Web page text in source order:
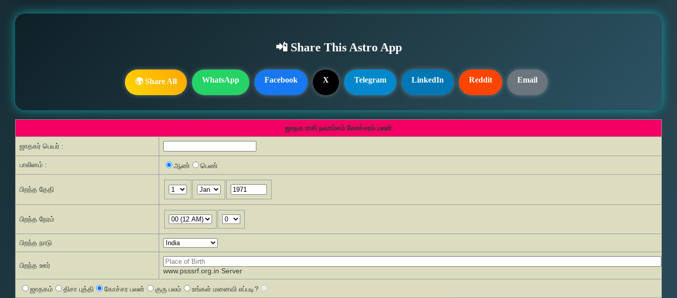
📲 Share This Astro App
🌍 Share All WhatsApp Facebook X Telegram LinkedIn Reddit Email
ஜாதக ராசி நவாம்சம் கோச்சரம் பலன்
ஜாதகர் பெயர் :
பாலினம் : ஆண் பெண்
பிறந்த தேதி
பிறந்த நேரம்
பிறந்த நாடு
பிறந்த ஊர்
www.psssrf.org.in Server
ஜாதகம் திசா புத்தி கோச்சர பலன் குரு பலம் உங்கள் மனைவி எப்படி?